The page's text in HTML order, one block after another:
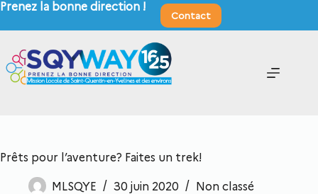
Prenez la bonne direction !
Contact
Prêts pour l’aventure? Faites un trek!
MLSQYE 30 juin 2020 Non classé